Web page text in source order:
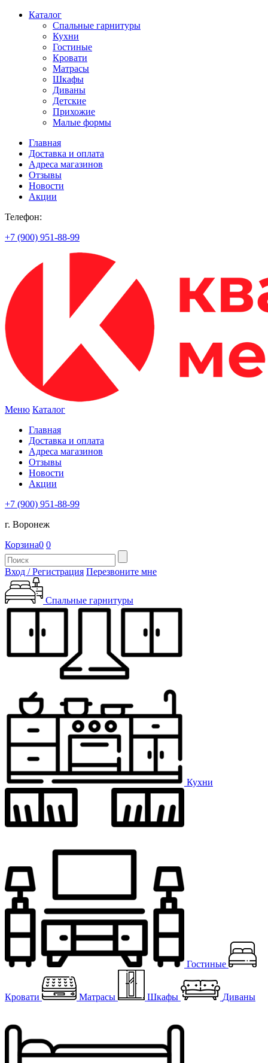
Каталог
Спальные гарнитуры
Кухни
Гостиные
Кровати
Матрасы
Шкафы
Диваны
Детские
Прихожие
Малые формы
Главная
Доставка и оплата
Адреса магазинов
Отзывы
Новости
Акции
Телефон:
+7 (900) 951-88-99
Меню Каталог
Главная
Доставка и оплата
Адреса магазинов
Отзывы
Новости
Акции
+7 (900) 951-88-99
г. Воронеж
Корзина0 0
Вход / Регистрация Перезвоните мне
Спальные гарнитуры
Кухни
Гостиные
Кровати Матрасы Шкафы Диваны